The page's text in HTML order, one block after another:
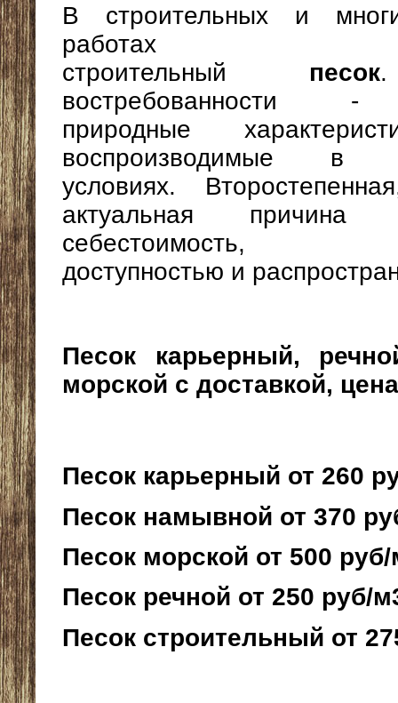
В строительных и
работах
строительный песок.
востребованности -
природные
воспроизводимые в
условиях.
актуальная
себестоимость,
доступностью и
Песок карьерный,
морской с доставкой,
Песок карьерный от 260
Песок намывной от 370
Песок морской от 500
Песок речной от 250 руб/
Песок строительный от